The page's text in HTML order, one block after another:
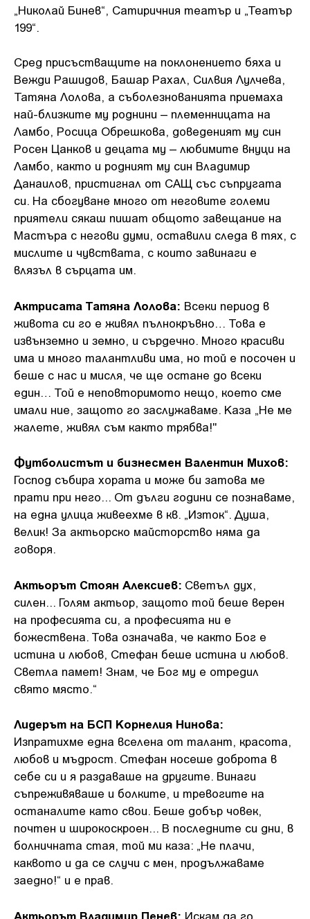
„Николай Бинев“, Сатиричния театър и „Театър
199“.
Сред присъстващите на поклонението бяха и
Вежди Рашидов, Башар Рахал, Силвия Лулчева,
Татяна Лолова, а съболезнованията приемаха
най-близките му роднини – племенницата на
Ламбо, Росица Обрешкова, доведеният му син
Росен Цанков и децата му – любимите внуци на
Ламбо, както и родният му син Владимир
Данаилов, пристигнал от САЩ със съпругата
си. На сбогуване много от неговите големи
приятели сякаш пишат общото завещание на
Мастъра с негови думи, оставили следа в тях, с
мислите и чувствата, с които завинаги е
влязъл в сърцата им.
Актрисата Татяна Лолова: Всеки период в
живота си го е живял пълнокръвно… Това е
извънземно и земно, и сърдечно. Много красиви
има и много талантливи има, но той е посочен и
беше с нас и мисля, че ще остане до всеки
един… Той е неповторимото нещо, което сме
имали ние, защото го заслужаваме. Каза „Не ме
жалете, живял съм както трябва!"
Футболистът и бизнесмен Валентин Михов:
Господ събира хората и може би затова ме
прати при него... От дълги години се познаваме,
на една улица живеехме в кв. „Изток“. Душа,
велик! За актьорско майсторство няма да
говоря.
Актьорът Стоян Алексиев: Светъл дух,
силен... Голям актьор, защото той беше верен
на професията си, а професията ни е
божествена. Това означава, че както Бог е
истина и любов, Стефан беше истина и любов.
Светла памет! Знам, че Бог му е отредил
свято място.“
Лидерът на БСП Корнелия Нинова:
Изпратихме една вселена от талант, красота,
любов и мъдрост. Стефан носеше доброта в
себе си и я раздаваше на другите. Винаги
съпреживяваше и болките, и тревогите на
останалите като свои. Беше добър човек,
почтен и широкоскроен... В последните си дни, в
болничната стая, той ми каза: „Не плачи,
каквото и да се случи с мен, продължаваме
заедно!“ и е прав.
Актьорът Владимир Пенев: Искам да го